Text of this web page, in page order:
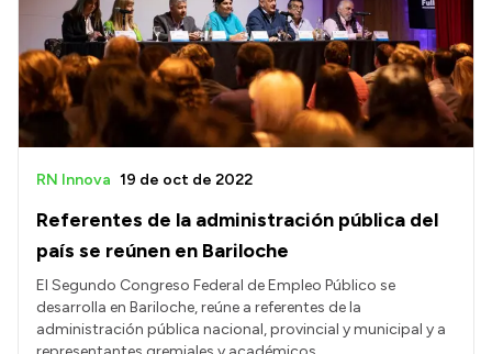
Referentes de la administración pública del
país se reúnen en Bariloche
RN Innova 19 de oct de 2022
El Segundo Congreso Federal de Empleo Público se
desarrolla en Bariloche, reúne a referentes de la
administración pública nacional, provincial y municipal y a